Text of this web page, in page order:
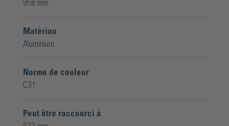
958 mm
Matériau
Aluminium
Norme de couleur
C31
Peut être raccourci à